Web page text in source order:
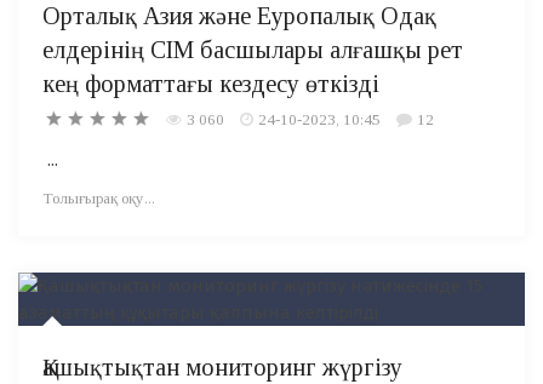
Орталық Азия және Еуропалық Одақ
елдерінің СІМ басшылары алғашқы рет
кең форматтағы кездесу өткізді
3 060 24-10-2023, 10:45 12
...
Толығырақ оқу...
Қашықтықтан мониторинг жүргізу